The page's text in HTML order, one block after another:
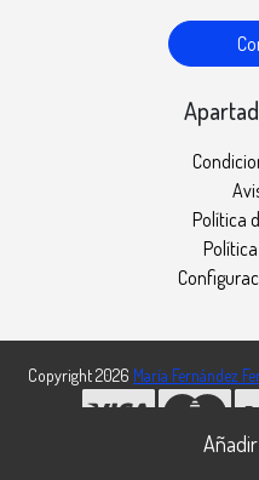
Política
Copyright 2026 María Fernández
Desarrollado por